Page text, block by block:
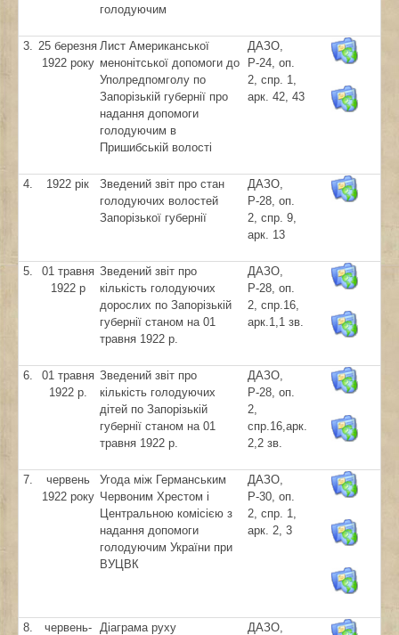
голодуючим
3.
25 березня
1922 року
Лист Американської
менонітської допомоги до
Уполредпомголу по
Запорізькій губернії про
надання допомоги
голодуючим в
Пришибській волості
ДАЗО,
Р-24, оп.
2, спр. 1,
арк. 42, 43
4. 1922 рік
Зведений звіт про стан
голодуючих волостей
Запорізької губернії
ДАЗО,
Р-28, оп.
2, спр. 9,
арк. 13
5.
01 травня
1922 р
Зведений звіт про
кількість голодуючих
дорослих по Запорізькій
губернії станом на 01
травня 1922 р.
ДАЗО,
Р-28, оп.
2, спр.16,
арк.1,1 зв.
6.
01 травня
1922 р.
Зведений звіт про
кількість голодуючих
дітей по Запорізькій
губернії станом на 01
травня 1922 р.
ДАЗО,
Р-28, оп.
2,
спр.16,арк.
2,2 зв.
7.
червень
1922 року
Угода між Германським
Червоним Хрестом і
Центральною комісією з
надання допомоги
голодуючим України при
ВУЦВК
ДАЗО,
Р-30, оп.
2, спр. 1,
арк. 2, 3
8.
червень-
Діаграма руху
ДАЗО,